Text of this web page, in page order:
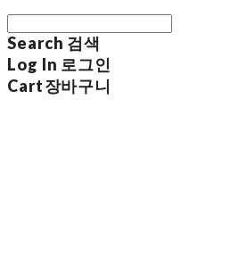
Search 검색
Log In 로그인
Cart장바구니